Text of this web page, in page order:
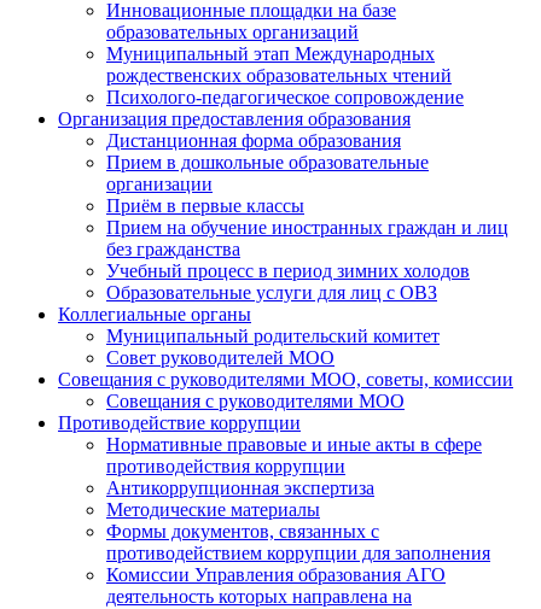
Инновационные площадки на базе
образовательных организаций
Муниципальный этап Международных
рождественских образовательных чтений
Психолого-педагогическое сопровождение
Организация предоставления образования
Дистанционная форма образования
Прием в дошкольные образовательные
организации
Приём в первые классы
Прием на обучение иностранных граждан и лиц
без гражданства
Учебный процесс в период зимних холодов
Образовательные услуги для лиц с ОВЗ
Коллегиальные органы
Муниципальный родительский комитет
Совет руководителей МОО
Совещания с руководителями МОО, советы, комиссии
Совещания с руководителями МОО
Противодействие коррупции
Нормативные правовые и иные акты в сфере
противодействия коррупции
Антикоррупционная экспертиза
Методические материалы
Формы документов, связанных с
противодействием коррупции для заполнения
Комиссии Управления образования АГО
деятельность которых направлена на